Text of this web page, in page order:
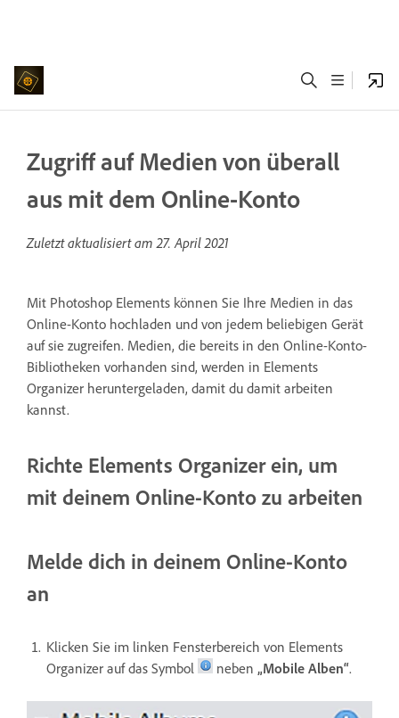
Zugriff auf Medien von überall
aus mit dem Online-Konto
Zuletzt aktualisiert am27. April 2021
Mit Photoshop Elements können Sie Ihre Medien in das
Online-Konto hochladen und von jedem beliebigen Gerät
auf sie zugreifen. Medien, die bereits in den Online-Konto-
Bibliotheken vorhanden sind, werden in Elements
Organizer heruntergeladen, damit du damit arbeiten
kannst.
Richte Elements Organizer ein, um
mit deinem Online-Konto zu arbeiten
Melde dich in deinem Online-Konto
an
Klicken Sie im linken Fensterbereich von Elements
Organizer auf das Symbol
neben „Mobile Alben“.